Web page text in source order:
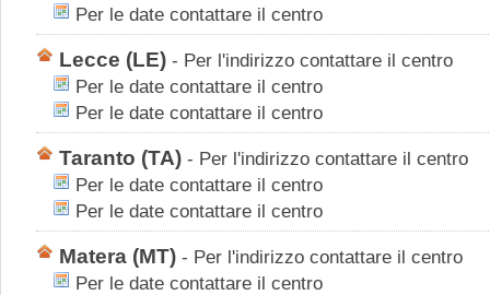
Per le date contattare il centro
Lecce (LE) - Per l'indirizzo contattare il centro
Per le date contattare il centro
Per le date contattare il centro
Taranto (TA) - Per l'indirizzo contattare il centro
Per le date contattare il centro
Per le date contattare il centro
Matera (MT) - Per l'indirizzo contattare il centro
Per le date contattare il centro